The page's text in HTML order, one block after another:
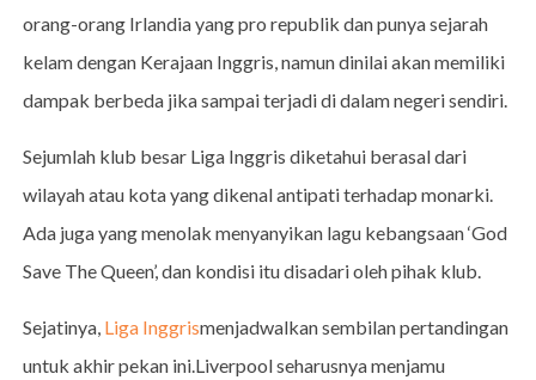
orang-orang Irlandia yang pro republik dan punya sejarah
kelam dengan Kerajaan Inggris, namun dinilai akan memiliki
dampak berbeda jika sampai terjadi di dalam negeri sendiri.
Sejumlah klub besar Liga Inggris diketahui berasal dari
wilayah atau kota yang dikenal antipati terhadap monarki.
Ada juga yang menolak menyanyikan lagu kebangsaan ‘God
Save The Queen’, dan kondisi itu disadari oleh pihak klub.
Sejatinya, Liga Inggrismenjadwalkan sembilan pertandingan
untuk akhir pekan ini.Liverpool seharusnya menjamu